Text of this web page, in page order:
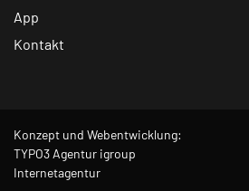
App
Kontakt
Konzept und Webentwicklung:
TYPO3 Agentur igroup
Internetagentur